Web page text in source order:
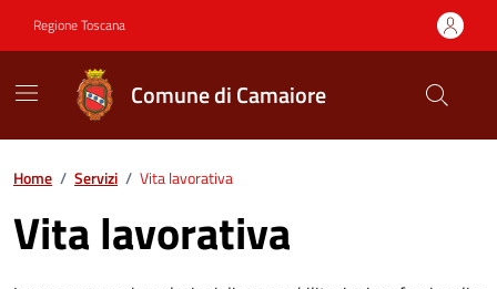
Regione Toscana
Comune di Camaiore
Contenuti in evidenza
Home / Servizi / Vita lavorativa
Vita lavorativa